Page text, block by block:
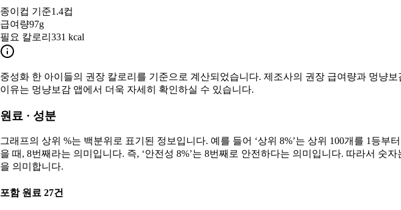
종이컵 기준1.4컵
급여량97g
필요 칼로리 331 kcal
중성화 한 아이들의 권장 칼로리를 기준으로 계산되었습니다. 제조사의 권장 급여량과 멍냥
이유는 멍냥보감 앱에서 더욱 자세히 확인하실 수 있습니다.
원료 · 성분
그래프의 상위 %는 백분위로 표기된 정보입니다. 예를 들어 ‘상위 8%’는 상위 100개를 1등부
을 때, 8번째라는 의미입니다. 즉, ‘안전성 8%’는 8번째로 안전하다는 의미입니다. 따라서 숫
을 의미합니다.
포함 원료 27건